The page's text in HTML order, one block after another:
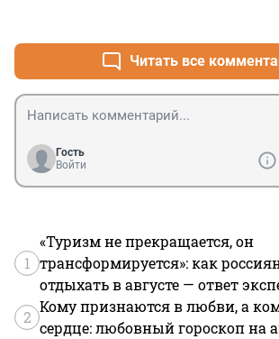
Читать все
Гость
Войти
1
«Туризм не прекращается, он
трансформируется»: как
отдыхать в августе — ответ
2
Кому признаются в любви, а
сердце: любовный гороскоп на